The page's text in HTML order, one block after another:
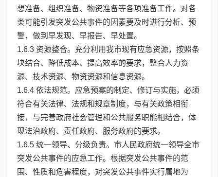
想准备、组织准备、物资准备等各项准备工作。对各
类可能引发突发公共事件的因素要及时进行分析、预
警，做到早发现、早报告、早处置。
1.6.3 资源整合。充分利用我市现有应急资源，按照条
块结合、降低成本、提高效率的要求，整合人力资
源、技术资源、物资资源和信息资源。
1.6.4 依法规范。应急预案的制定、修订与实施，必须
符合有关法律、法规和规章制度，与有关政策相衔
接，与完善政府社会管理和公共服务职能相结合，体
现法治政府、责任政府、服务政府的要求。
1.6.5 统一领导、分级负责。市人民政府统一领导全市
突发公共事件的应急工作。根据突发公共事件的范
围、性质和危害程度，对突发公共事件实行属地为